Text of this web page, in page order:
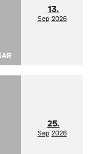
13.
Sep 2026
25.
Sep 2026